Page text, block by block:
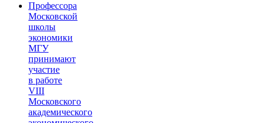
Профессора
Московской
школы
экономики
МГУ
принимают
участие
в работе
VIII
Московского
академического